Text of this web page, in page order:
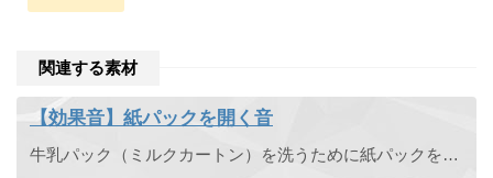
関連する素材
【効果音】紙パックを開く音
牛乳パック（ミルクカートン）を洗うために紙パックを開いて分解する音です。